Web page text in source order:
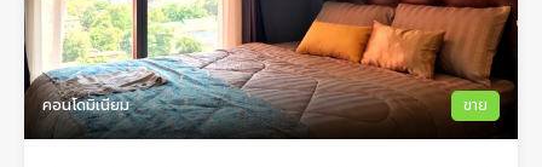
คอนโดมิเนียม ขาย